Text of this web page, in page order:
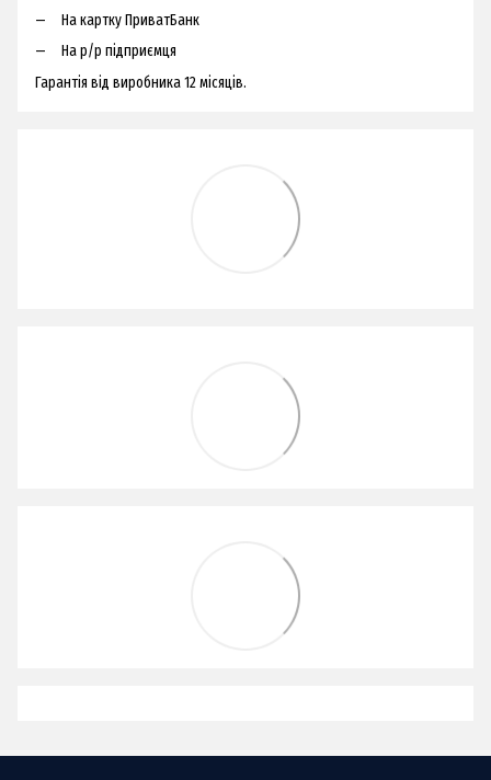
На картку ПриватБанк
На р/р підприємця
Гарантія від виробника 12 місяців.